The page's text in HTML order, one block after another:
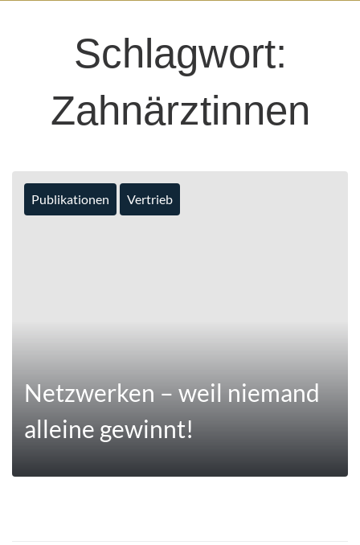
Schlagwort:
Zahnärztinnen
Publikationen Vertrieb
Netzwerken – weil niemand
alleine gewinnt!